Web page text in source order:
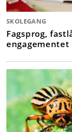
SKOLEGANG
Fagsprog,